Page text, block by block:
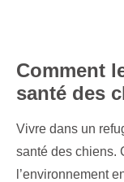
Comment
santé des
Vivre dans un
santé des chiens.
l’environnement